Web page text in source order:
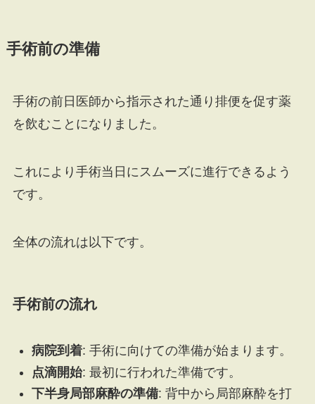
手術前の準備
手術の前日医師から指示された通り排便を促す薬
を飲むことになりました。
これにより手術当日にスムーズに進行できるよう
です。
全体の流れは以下です。
手術前の流れ
病院到着: 手術に向けての準備が始まります。
点滴開始: 最初に行われた準備です。
下半身局部麻酔の準備: 背中から局部麻酔を打